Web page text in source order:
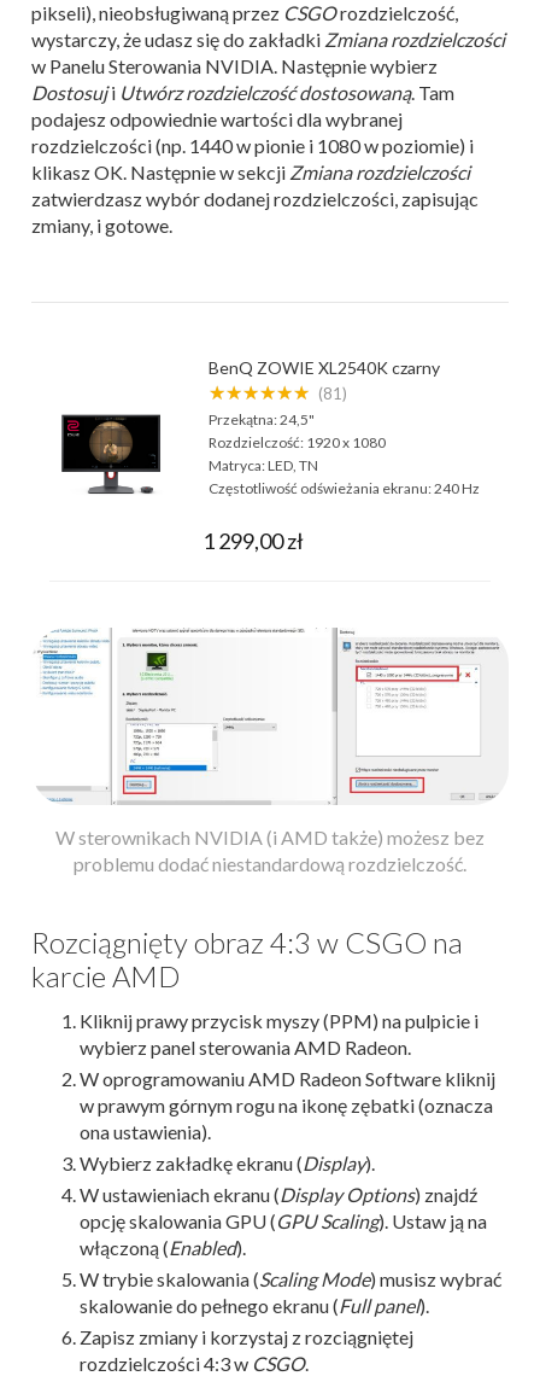
pikseli), nieobsługiwaną przez CSGOrozdzielczość,
wystarczy, że udasz się do zakładki Zmiana rozdzielczości
w Panelu Sterowania NVIDIA. Następnie wybierz
Dostosuji Utwórz rozdzielczość dostosowaną. Tam
podajesz odpowiednie wartości dla wybranej
rozdzielczości (np. 1440 w pionie i 1080 w poziomie) i
klikasz OK. Następnie w sekcji Zmiana rozdzielczości
zatwierdzasz wybór dodanej rozdzielczości, zapisując
zmiany, i gotowe.
BenQ ZOWIE XL2540K czarny
★★★★★★ (81)
Przekątna:24,5"
Rozdzielczość: 1920 x 1080
Matryca:LED, TN
Częstotliwość odświeżania ekranu:240 Hz
1 299,00 zł
W sterownikach NVIDIA (i AMD także) możesz bez
problemu dodać niestandardową rozdzielczość.
Rozciągnięty obraz 4:3 w CSGO na
karcie AMD
Kliknij prawy przycisk myszy (PPM) na pulpicie i
wybierz panel sterowania AMD Radeon.
W oprogramowaniu AMD Radeon Software kliknij
w prawym górnym rogu na ikonę zębatki (oznacza
ona ustawienia).
Wybierz zakładkę ekranu (Display).
W ustawieniach ekranu (Display Options) znajdź
opcję skalowania GPU (GPU Scaling). Ustaw ją na
włączoną (Enabled).
W trybie skalowania (Scaling Mode) musisz wybrać
skalowanie do pełnego ekranu (Full panel).
Zapisz zmiany i korzystaj z rozciągniętej
rozdzielczości 4:3 w CSGO.